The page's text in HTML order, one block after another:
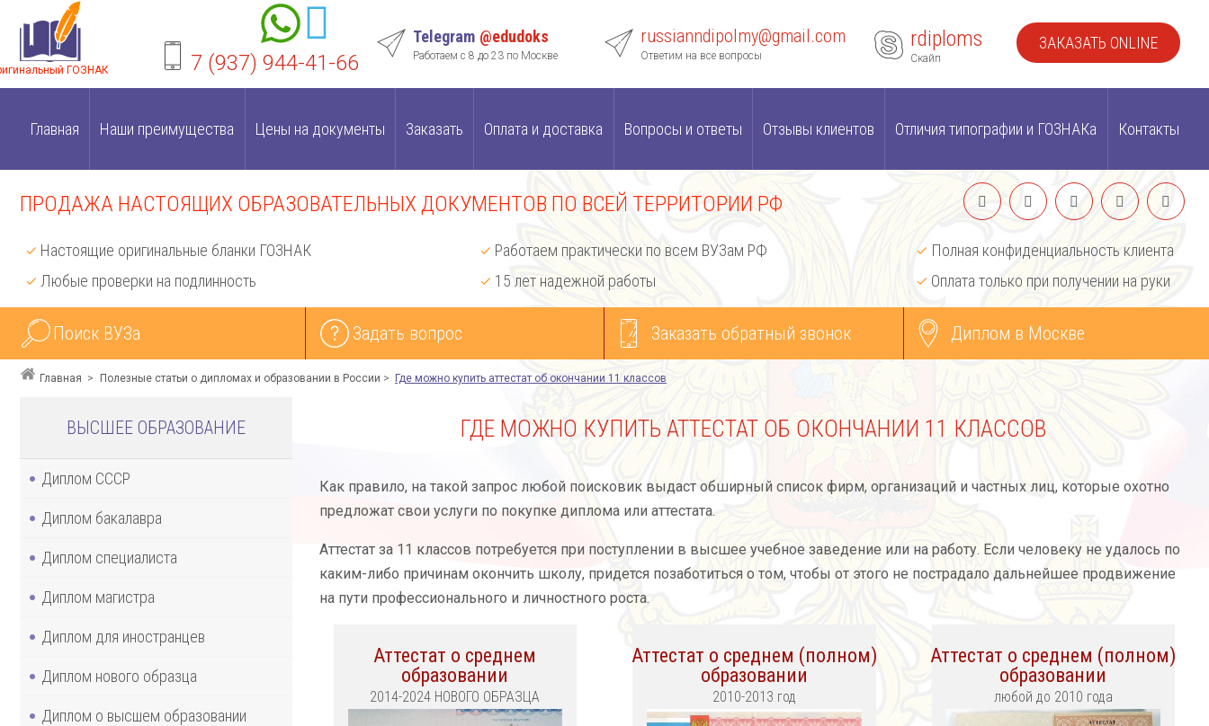
ГОЗНАК 7 (937) 944-41-66
Telegram @edudoks
Работаем с 8 до 23 по Москве
russianndipolmy@gmail.com
Ответим на все вопросы
rdiploms
Скайп
ЗАКАЗАТЬ ONLINE
Главная Наши преимущества Цены на документы Заказать Оплата и доставка Вопросы и ответы Отзывы клиентов Отличия типографии и ГОЗНАКа Контакты
ПРОДАЖА НАСТОЯЩИХ ОБРАЗОВАТЕЛЬНЫХ ДОКУМЕНТОВ ПО ВСЕЙ ТЕРРИТОРИИ РФ
Настоящие оригинальные бланки ГОЗНАК
Любые проверки на подлинность
Работаем практически по всем ВУЗам РФ
15 лет надежной работы
Полная конфиденциальность клиента
Оплата только при получении на руки
Поиск ВУЗа Задать вопрос Заказать обратный звонок Диплом в Москве
Главная Полезные статьи о дипломах и образовании в России Где можно купить аттестат об окончании 11 классов
ВЫСШЕЕ ОБРАЗОВАНИЕ
Диплом СССР
Диплом бакалавра
Диплом специалиста
Диплом магистра
Диплом для иностранцев
Диплом нового образца
Диплом о высшем образовании
ГДЕ МОЖНО КУПИТЬ АТТЕСТАТ ОБ ОКОНЧАНИИ 11 КЛАССОВ
Как правило, на такой запрос любой поисковик выдаст обширный список фирм, организаций и частных лиц, которые охотно
предложат свои услуги по покупке диплома или аттестата.
Аттестат за 11 классов потребуется при поступлении в высшее учебное заведение или на работу. Если человеку не удалось по
каким-либо причинам окончить школу, придется позаботиться о том, чтобы от этого не пострадало дальнейшее продвижение
на пути профессионального и личностного роста.
Аттестат о среднем
образовании
2014-2024 НОВОГО ОБРАЗЦА
Аттестат о среднем (полном)
образовании
2010-2013 год
Аттестат о среднем (полном)
образовании
любой до 2010 года